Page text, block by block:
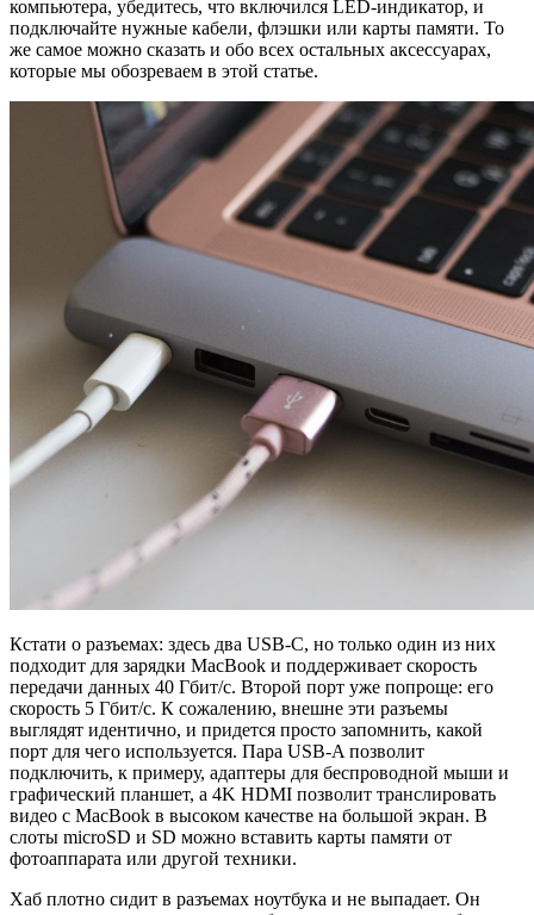
компьютера, убедитесь, что включился LED-индикатор, и
подключайте нужные кабели, флэшки или карты памяти. То
же самое можно сказать и обо всех остальных аксессуарах,
которые мы обозреваем в этой статье.
Кстати о разъемах: здесь два USB-C, но только один из них
подходит для зарядки MacBook и поддерживает скорость
передачи данных 40 Гбит/с. Второй порт уже попроще: его
скорость 5 Гбит/с. К сожалению, внешне эти разъемы
выглядят идентично, и придется просто запомнить, какой
порт для чего используется. Пара USB-A позволит
подключить, к примеру, адаптеры для беспроводной мыши и
графический планшет, а 4K HDMI позволит транслировать
видео с MacBook в высоком качестве на большой экран. В
слоты microSD и SD можно вставить карты памяти от
фотоаппарата или другой техники.
Хаб плотно сидит в разъемах ноутбука и не выпадает. Он